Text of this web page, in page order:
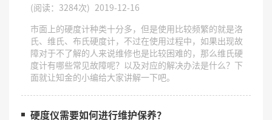
(阅读：3284次) 2019-12-16
市面上的硬度计种类十分多，但是使用比较频繁的就是洛
氏、维氏、布氏硬度计，不过在使用过程中，如果出现故
障对于不了解的人来说维修也是比较困难的，那么维氏硬
度计有哪些常见故障呢？以及对应的解决办法是什么？下
面就让知金的小编给大家讲解一下吧。
硬度仪需要如何进行维护保养？